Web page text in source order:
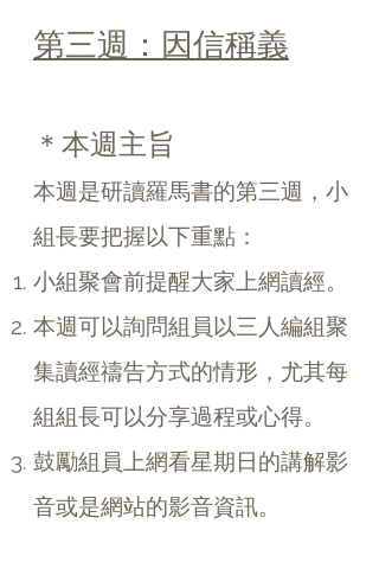
第三週：因信稱義
＊本週主旨
本週是研讀羅馬書的第三週，小
組長要把握以下重點：
小組聚會前提醒大家上網讀經。
本週可以詢問組員以三人編組聚
集讀經禱告方式的情形，尤其每
組組長可以分享過程或心得。
鼓勵組員上網看星期日的講解影
音或是網站的影音資訊。